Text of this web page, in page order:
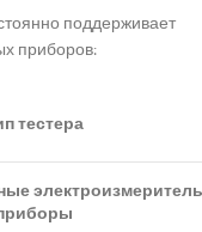
поддерживает
приборов:
тестера